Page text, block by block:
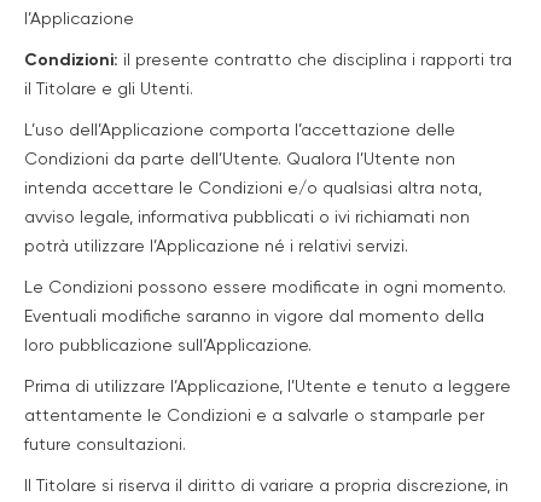
l’Applicazione
Condizioni: il presente contratto che disciplina i rapporti tra
il Titolare e gli Utenti.
L’uso dell’Applicazione comporta l’accettazione delle
Condizioni da parte dell’Utente. Qualora l’Utente non
intenda accettare le Condizioni e/o qualsiasi altra nota,
avviso legale, informativa pubblicati o ivi richiamati non
potrà utilizzare l’Applicazione né i relativi servizi.
Le Condizioni possono essere modificate in ogni momento.
Eventuali modifiche saranno in vigore dal momento della
loro pubblicazione sull’AppIicazione.
Prima di utilizzare l’Applicazione, l’Utente e tenuto a leggere
attentamente le Condizioni e a salvarle o stamparle per
future consultazioni.
Il Titolare si riserva il diritto di variare a propria discrezione, in